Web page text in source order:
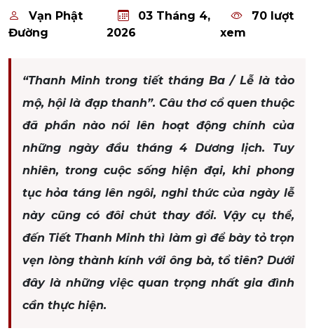
Vạn Phật
Đường
03 Tháng 4,
2026
70 lượt
xem
“Thanh Minh trong tiết tháng Ba / Lễ là tảo
mộ, hội là đạp thanh”. Câu thơ cổ quen thuộc
đã phần nào nói lên hoạt động chính của
những ngày đầu tháng 4 Dương lịch. Tuy
nhiên, trong cuộc sống hiện đại, khi phong
tục hỏa táng lên ngôi, nghi thức của ngày lễ
này cũng có đôi chút thay đổi. Vậy cụ thể,
đến Tiết Thanh Minh thì làm gì để bày tỏ trọn
vẹn lòng thành kính với ông bà, tổ tiên? Dưới
đây là những việc quan trọng nhất gia đình
cần thực hiện.